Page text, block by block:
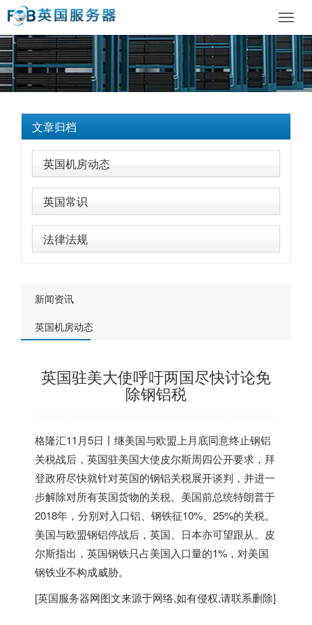
文章归档
英国机房动态
英国常识
法律法规
新闻资讯
英国机房动态
英国驻美大使呼吁两国尽快讨论免
除钢铝税
格隆汇11月5日丨继美国与欧盟上月底同意终止钢铝
关税战后， 英国驻美国大使皮尔斯周四公开要求，拜
登政府尽快就针对英国的钢铝关税展开谈判，并进一
步解除对所有英国货物的关税。美国前总统特朗普于
2018年，分别对入口铝、钢铁征10%、25%的关税。
美国与欧盟钢铝停战后， 英国 、日本亦可望跟从。皮
尔斯指出， 英国钢铁只占美国入口量的1%，对美国
钢铁业不构成威胁。
[英国服务器网图文来源于网络,如有侵权,请联系删除]